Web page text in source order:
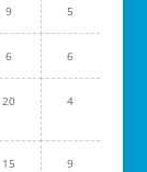
9 5
6 6
20 4
15 9